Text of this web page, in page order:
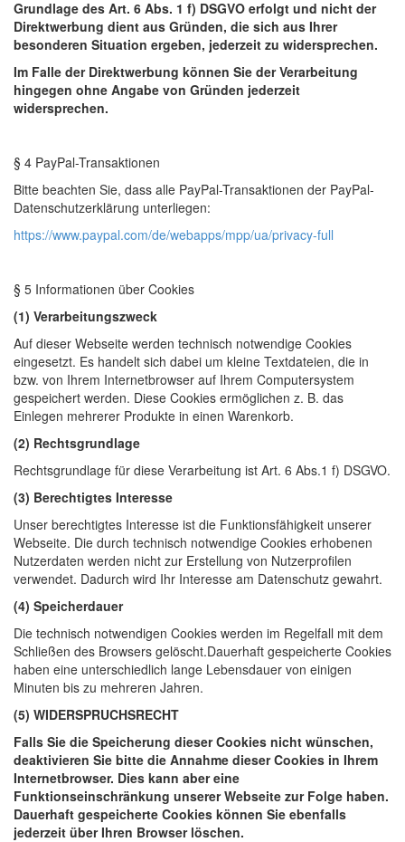
Grundlage des Art. 6 Abs. 1 f) DSGVO erfolgt und nicht der
Direktwerbung dient aus Gründen, die sich aus Ihrer
besonderen Situation ergeben, jederzeit zu widersprechen.
Im Falle der Direktwerbung können Sie der Verarbeitung
hingegen ohne Angabe von Gründen jederzeit
widersprechen.
§ 4 PayPal-Transaktionen
Bitte beachten Sie, dass alle PayPal-Transaktionen der PayPal-
Datenschutzerklärung unterliegen:
https://www.paypal.com/de/webapps/mpp/ua/privacy-full
§ 5 Informationen über Cookies
(1) Verarbeitungszweck
Auf dieser Webseite werden technisch notwendige Cookies
eingesetzt. Es handelt sich dabei um kleine Textdateien, die in
bzw. von Ihrem Internetbrowser auf Ihrem Computersystem
gespeichert werden. Diese Cookies ermöglichen z. B. das
Einlegen mehrerer Produkte in einen Warenkorb.
(2) Rechtsgrundlage
Rechtsgrundlage für diese Verarbeitung ist Art. 6 Abs.1 f) DSGVO.
(3) Berechtigtes Interesse
Unser berechtigtes Interesse ist die Funktionsfähigkeit unserer
Webseite. Die durch technisch notwendige Cookies erhobenen
Nutzerdaten werden nicht zur Erstellung von Nutzerprofilen
verwendet. Dadurch wird Ihr Interesse am Datenschutz gewahrt.
(4) Speicherdauer
Die technisch notwendigen Cookies werden im Regelfall mit dem
Schließen des Browsers gelöscht.Dauerhaft gespeicherte Cookies
haben eine unterschiedlich lange Lebensdauer von einigen
Minuten bis zu mehreren Jahren.
(5) WIDERSPRUCHSRECHT
Falls Sie die Speicherung dieser Cookies nicht wünschen,
deaktivieren Sie bitte die Annahme dieser Cookies in Ihrem
Internetbrowser. Dies kann aber eine
Funktionseinschränkung unserer Webseite zur Folge haben.
Dauerhaft gespeicherte Cookies können Sie ebenfalls
jederzeit über Ihren Browser löschen.